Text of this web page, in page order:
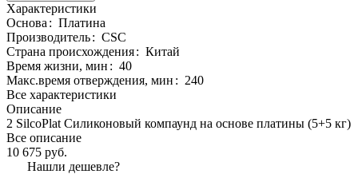
Характеристики
Основа : Платина
Производитель: CSC
Страна происхождения: Китай
Время жизни, мин : 40
Макс.время отверждения, мин : 240
Все характеристики
Описание
2 SilcoPlat Силиконовый компаунд на основе платины (5+5 кг)
Все описание
10 675 руб.
Нашли дешевле?